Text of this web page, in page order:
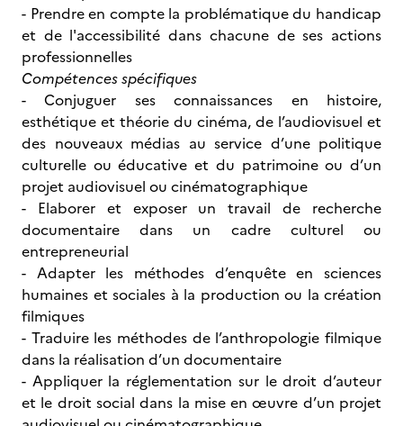
- Prendre en compte la problématique du handicap
et de l'accessibilité dans chacune de ses actions
professionnelles
Compétences spécifiques
- Conjuguer ses connaissances en histoire,
esthétique et théorie du cinéma, de l’audiovisuel et
des nouveaux médias au service d’une politique
culturelle ou éducative et du patrimoine ou d’un
projet audiovisuel ou cinématographique
- Elaborer et exposer un travail de recherche
documentaire dans un cadre culturel ou
entrepreneurial
- Adapter les méthodes d’enquête en sciences
humaines et sociales à la production ou la création
filmiques
- Traduire les méthodes de l’anthropologie filmique
dans la réalisation d’un documentaire
- Appliquer la réglementation sur le droit d’auteur
et le droit social dans la mise en œuvre d’un projet